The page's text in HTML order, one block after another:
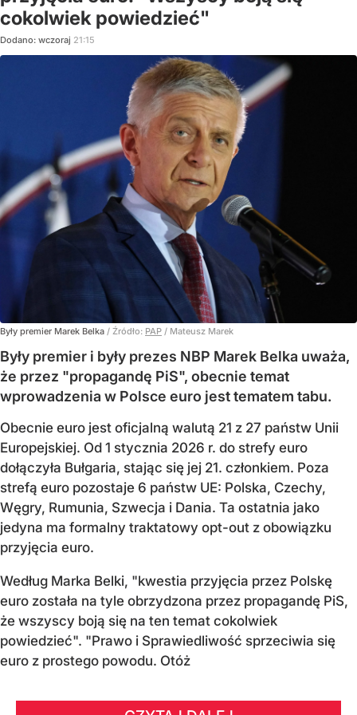
cokolwiek powiedzieć"
Dodano: wczoraj 21:15
Były premier Marek Belka / Źródło: PAP / Mateusz Marek
Były premier i były prezes NBP Marek Belka uważa,
że przez "propagandę PiS", obecnie temat
wprowadzenia w Polsce euro jest tematem tabu.
Obecnie euro jest oficjalną walutą 21 z 27 państw Unii
Europejskiej. Od 1 stycznia 2026 r. do strefy euro
dołączyła Bułgaria, stając się jej 21. członkiem. Poza
strefą euro pozostaje 6 państw UE: Polska, Czechy,
Węgry, Rumunia, Szwecja i Dania. Ta ostatnia jako
jedyna ma formalny traktatowy opt-out z obowiązku
przyjęcia euro.
Według Marka Belki, "kwestia przyjęcia przez Polskę
euro została na tyle obrzydzona przez propagandę PiS,
że wszyscy boją się na ten temat cokolwiek
powiedzieć". "Prawo i Sprawiedliwość sprzeciwia się
euro z prostego powodu. Otóż